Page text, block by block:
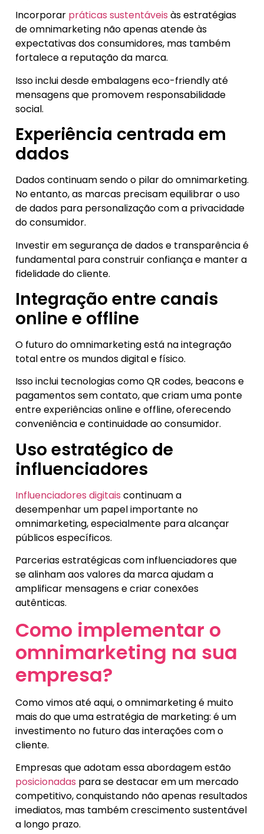
Incorporar práticas sustentáveis às estratégias
de omnimarketing não apenas atende às
expectativas dos consumidores, mas também
fortalece a reputação da marca.
Isso inclui desde embalagens eco-friendly até
mensagens que promovem responsabilidade
social.
Experiência centrada em
dados
Dados continuam sendo o pilar do omnimarketing.
No entanto, as marcas precisam equilibrar o uso
de dados para personalização com a privacidade
do consumidor.
Investir em segurança de dados e transparência é
fundamental para construir confiança e manter a
fidelidade do cliente.
Integração entre canais
online e offline
O futuro do omnimarketing está na integração
total entre os mundos digital e físico.
Isso inclui tecnologias como QR codes, beacons e
pagamentos sem contato, que criam uma ponte
entre experiências online e offline, oferecendo
conveniência e continuidade ao consumidor.
Uso estratégico de
influenciadores
Influenciadores digitais continuam a
desempenhar um papel importante no
omnimarketing, especialmente para alcançar
públicos específicos.
Parcerias estratégicas com influenciadores que
se alinham aos valores da marca ajudam a
amplificar mensagens e criar conexões
autênticas.
Como implementar o
omnimarketing na sua
empresa?
Como vimos até aqui, o omnimarketing é muito
mais do que uma estratégia de marketing: é um
investimento no futuro das interações com o
cliente.
Empresas que adotam essa abordagem estão
posicionadas para se destacar em um mercado
competitivo, conquistando não apenas resultados
imediatos, mas também crescimento sustentável
a longo prazo.